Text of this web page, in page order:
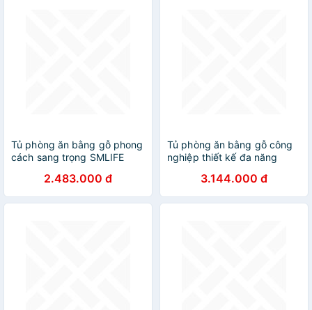
Tủ phòng ăn bằng gỗ phong
cách sang trọng SMLIFE
2.483.000 đ
Tủ phòng ăn bằng gỗ công
nghiệp thiết kế đa năng
3.144.000 đ